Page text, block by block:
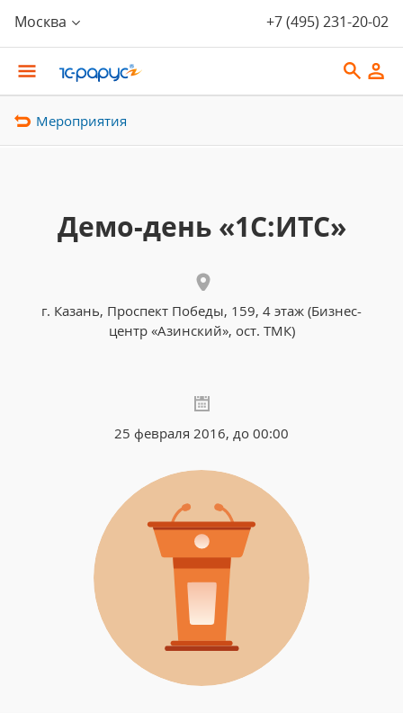
Москва +7 (495) 231-20-02
Мероприятия
Демо-день «1С:ИТС»
г. Казань, Проспект Победы, 159, 4 этаж (Бизнес-
центр «Азинский», ост. ТМК)
25 февраля 2016, до 00:00